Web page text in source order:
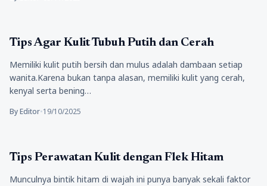
Kecantikan
Tips Agar Kulit Tubuh Putih dan Cerah
Memiliki kulit putih bersih dan mulus adalah dambaan setiap
wanita.Karena bukan tanpa alasan, memiliki kulit yang cerah,
kenyal serta bening…
By Editor•19/10/2025
Kecantikan
Tips Perawatan Kulit dengan Flek Hitam
Munculnya bintik hitam di wajah ini punya banyak sekali faktor